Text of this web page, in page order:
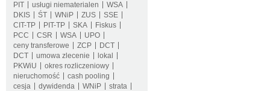
PIT
usługi niematerialen
WSA
DKIS
ŚT WNiP ZUS
SSE
CIT-TP
PIT-TP SKA
Fiskus
PCC
CSR WSA
UPO
ceny transferowe
ZCP
DCT
DCT
umowa zlecenie
lokal
PKWiU
okres rozliczeniowy
nieruchomość
cash pooling
cesja
dywidenda WNiP
strata